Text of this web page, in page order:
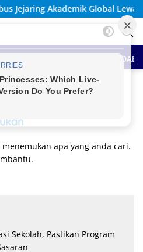
Lewat Kolaborasi Diaspora
ANTAR
apa yang anda cari.